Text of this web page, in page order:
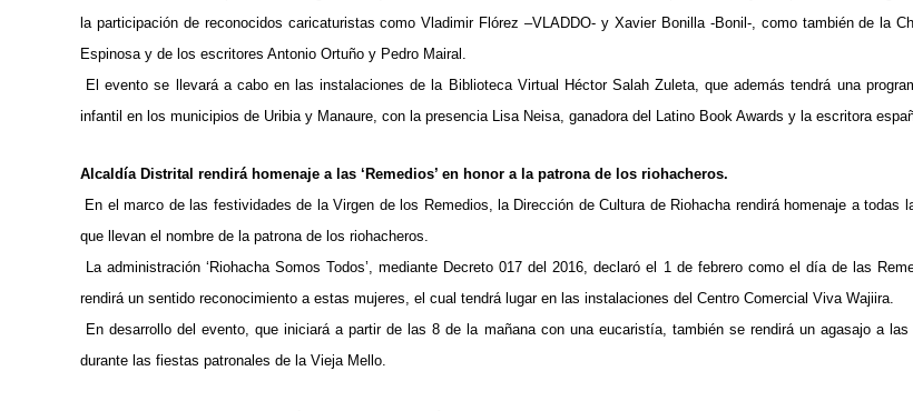
la participación de reconocidos caricaturistas como Vladimir Flórez –VLADDO- y Xavier Bonilla -Bonil-, como también de la
Espinosa y de los escritores Antonio Ortuño y Pedro Mairal.
El evento se llevará a cabo en las instalaciones de la Biblioteca Virtual Héctor Salah Zuleta, que además tendrá una
infantil en los municipios de Uribia y Manaure, con la presencia Lisa Neisa, ganadora del Latino Book Awards y la escritora
Alcaldía Distrital rendirá homenaje a las ‘Remedios’ en honor a la patrona de los riohacheros.
En el marco de las festividades de la Virgen de los Remedios, la Dirección de Cultura de Riohacha rendirá homenaje a todas
que llevan el nombre de la patrona de los riohacheros.
La administración ‘Riohacha Somos Todos’, mediante Decreto 017 del 2016, declaró el 1 de febrero como el día de las
rendirá un sentido reconocimiento a estas mujeres, el cual tendrá lugar en las instalaciones del Centro Comercial Viva Wajiira.
En desarrollo del evento, que iniciará a partir de las 8 de la mañana con una eucaristía, también se rendirá un agasajo a las
durante las fiestas patronales de la Vieja Mello.